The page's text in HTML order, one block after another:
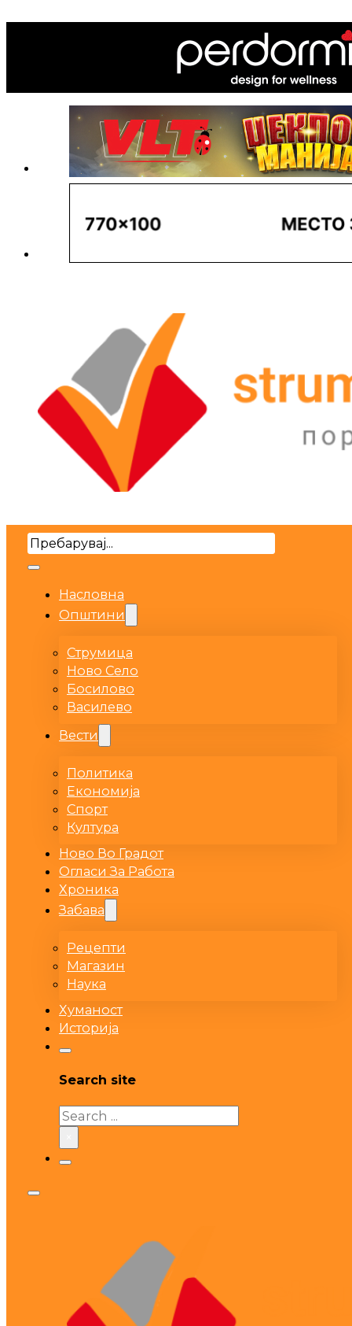
Search
Насловна
Општини
Струмица
Ново Село
Босилово
Василево
Вести
Политика
Економија
Спорт
Култура
Ново Во Градот
Огласи За Работа
Хроника
Забава
Рецепти
Магазин
Наука
Хуманост
Историја
Search site
Search